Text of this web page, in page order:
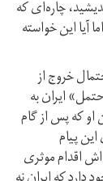
چاره‌ای که
آیا این خواسته
خروج از
ایران به
او که پس از گام
پیام
اقدام موثری